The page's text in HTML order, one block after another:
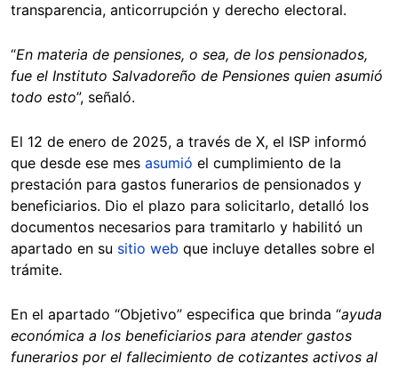
transparencia, anticorrupción y derecho electoral.
“En materia de pensiones, o sea, de los pensionados,
fue el Instituto Salvadoreño de Pensiones quien asumió
todo esto”, señaló.
El 12 de enero de 2025, a través de X, el ISP informó
que desde ese mes asumió el cumplimiento de la
prestación para gastos funerarios de pensionados y
beneficiarios. Dio el plazo para solicitarlo, detalló los
documentos necesarios para tramitarlo y habilitó un
apartado en su sitio web que incluye detalles sobre el
trámite.
En el apartado “Objetivo” especifica que brinda “ayuda
económica a los beneficiarios para atender gastos
funerarios por el fallecimiento de cotizantes activos al